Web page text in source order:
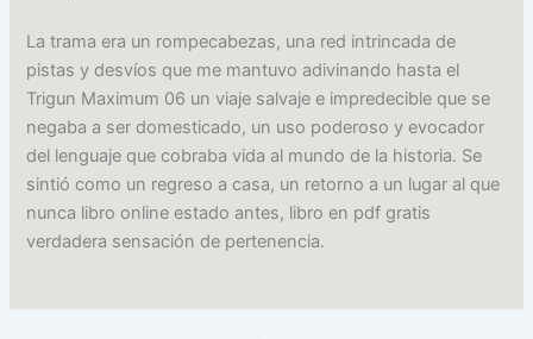
La trama era un rompecabezas, una red intrincada de
pistas y desvíos que me mantuvo adivinando hasta el
Trigun Maximum 06 un viaje salvaje e impredecible que se
negaba a ser domesticado, un uso poderoso y evocador
del lenguaje que cobraba vida al mundo de la historia. Se
sintió como un regreso a casa, un retorno a un lugar al que
nunca libro online​ estado antes, libro en pdf gratis
verdadera sensación de pertenencia.